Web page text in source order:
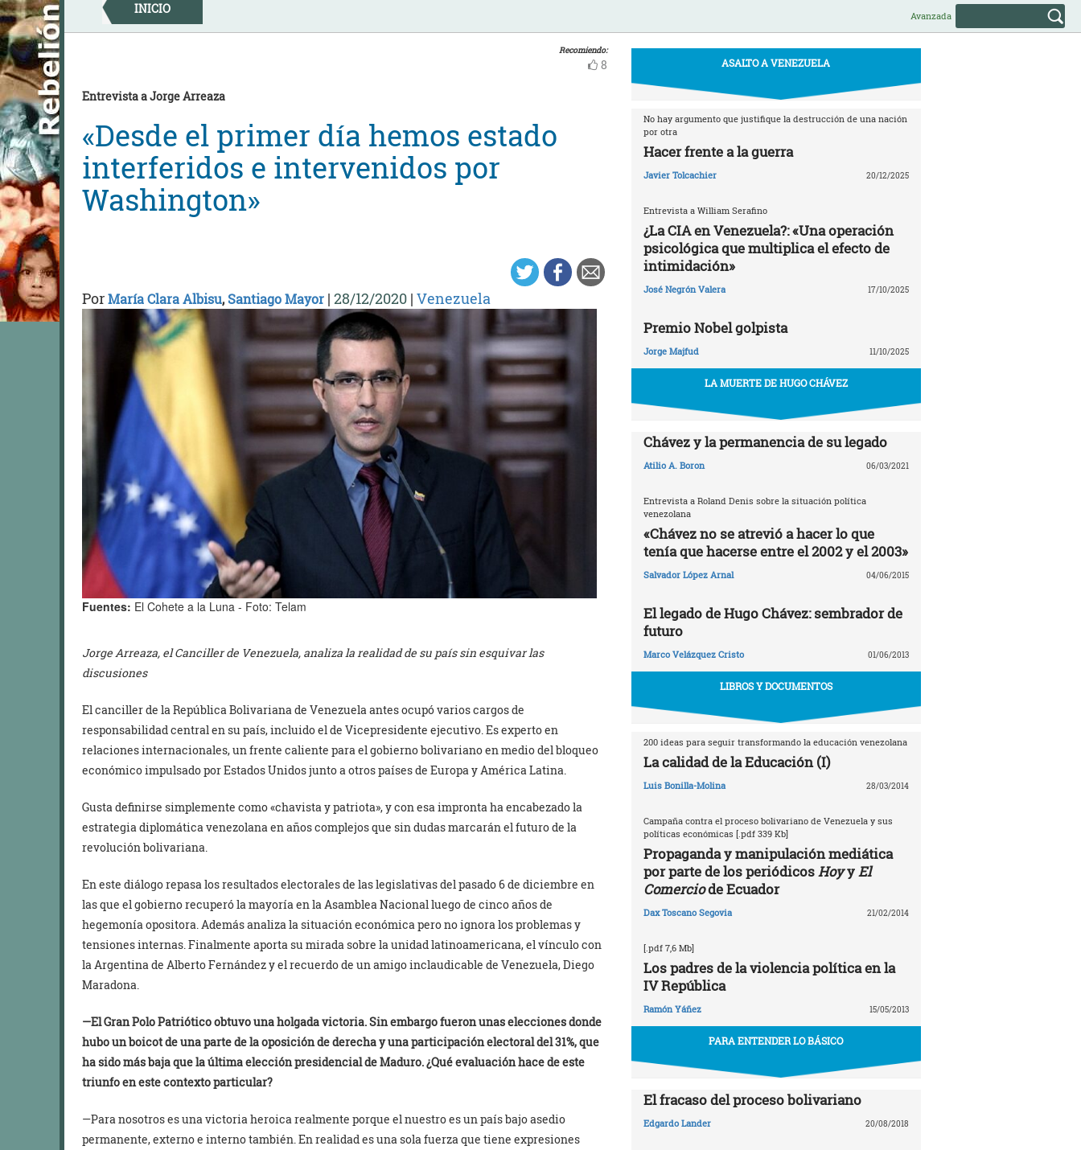
Skip
to
content
INICIO Avanzada
Recomiendo:
8
Entrevista a Jorge Arreaza
«Desde el primer día hemos estado
interferidos e intervenidos por
Washington»
PorMaría Clara Albisu,Santiago Mayor | 28/12/2020 | Venezuela
Fuentes: El Cohete a la Luna - Foto: Telam
Jorge Arreaza, el Canciller de Venezuela, analiza la realidad de su país sin esquivar las
discusiones
El canciller de la República Bolivariana de Venezuela antes ocupó varios cargos de
responsabilidad central en su país, incluido el de Vicepresidente ejecutivo. Es experto en
relaciones internacionales, un frente caliente para el gobierno bolivariano en medio del bloqueo
económico impulsado por Estados Unidos junto a otros países de Europa y América Latina.
Gusta definirse simplemente como «chavista y patriota», y con esa impronta ha encabezado la
estrategia diplomática venezolana en años complejos que sin dudas marcarán el futuro de la
revolución bolivariana.
En este diálogo repasa los resultados electorales de las legislativas del pasado 6 de diciembre en
las que el gobierno recuperó la mayoría en la Asamblea Nacional luego de cinco años de
hegemonía opositora. Además analiza la situación económica pero no ignora los problemas y
tensiones internas. Finalmente aporta su mirada sobre la unidad latinoamericana, el vínculo con
la Argentina de Alberto Fernández y el recuerdo de un amigo inclaudicable de Venezuela, Diego
Maradona.
—El Gran Polo Patriótico obtuvo una holgada victoria. Sin embargo fueron unas elecciones donde
hubo un boicot de una parte de la oposición de derecha y una participación electoral del 31%, que
ha sido más baja que la última elección presidencial de Maduro. ¿Qué evaluación hace de este
triunfo en este contexto particular?
—Para nosotros es una victoria heroica realmente porque el nuestro es un país bajo asedio
permanente, externo e interno también. En realidad es una sola fuerza que tiene expresiones
ASALTO A VENEZUELA
No hay argumento que justifique la destrucción de una nación
por otra
Hacer frente a la guerra
Javier Tolcachier 20/12/2025
Entrevista a William Serafino
¿La CIA en Venezuela?: «Una operación
psicológica que multiplica el efecto de
intimidación»
José Negrón Valera 17/10/2025
Premio Nobel golpista
Jorge Majfud 11/10/2025
LA MUERTE DE HUGO CHÁVEZ
Chávez y la permanencia de su legado
Atilio A. Boron 06/03/2021
Entrevista a Roland Denis sobre la situación política
venezolana
«Chávez no se atrevió a hacer lo que
tenía que hacerse entre el 2002 y el 2003»
Salvador López Arnal 04/06/2015
El legado de Hugo Chávez: sembrador de
futuro
Marco Velázquez Cristo 01/06/2013
LIBROS Y DOCUMENTOS
200 ideas para seguir transformando la educación venezolana
La calidad de la Educación (I)
Luis Bonilla-Molina 28/03/2014
Campaña contra el proceso bolivariano de Venezuela y sus
políticas económicas [.pdf 339 Kb]
Propaganda y manipulación mediática
por parte de los periódicosHoyyEl
Comerciode Ecuador
Dax Toscano Segovia 21/02/2014
[.pdf 7,6 Mb]
Los padres de la violencia política en la
IV República
Ramón Yáñez 15/05/2013
PARA ENTENDER LO BÁSICO
El fracaso del proceso bolivariano
Edgardo Lander 20/08/2018